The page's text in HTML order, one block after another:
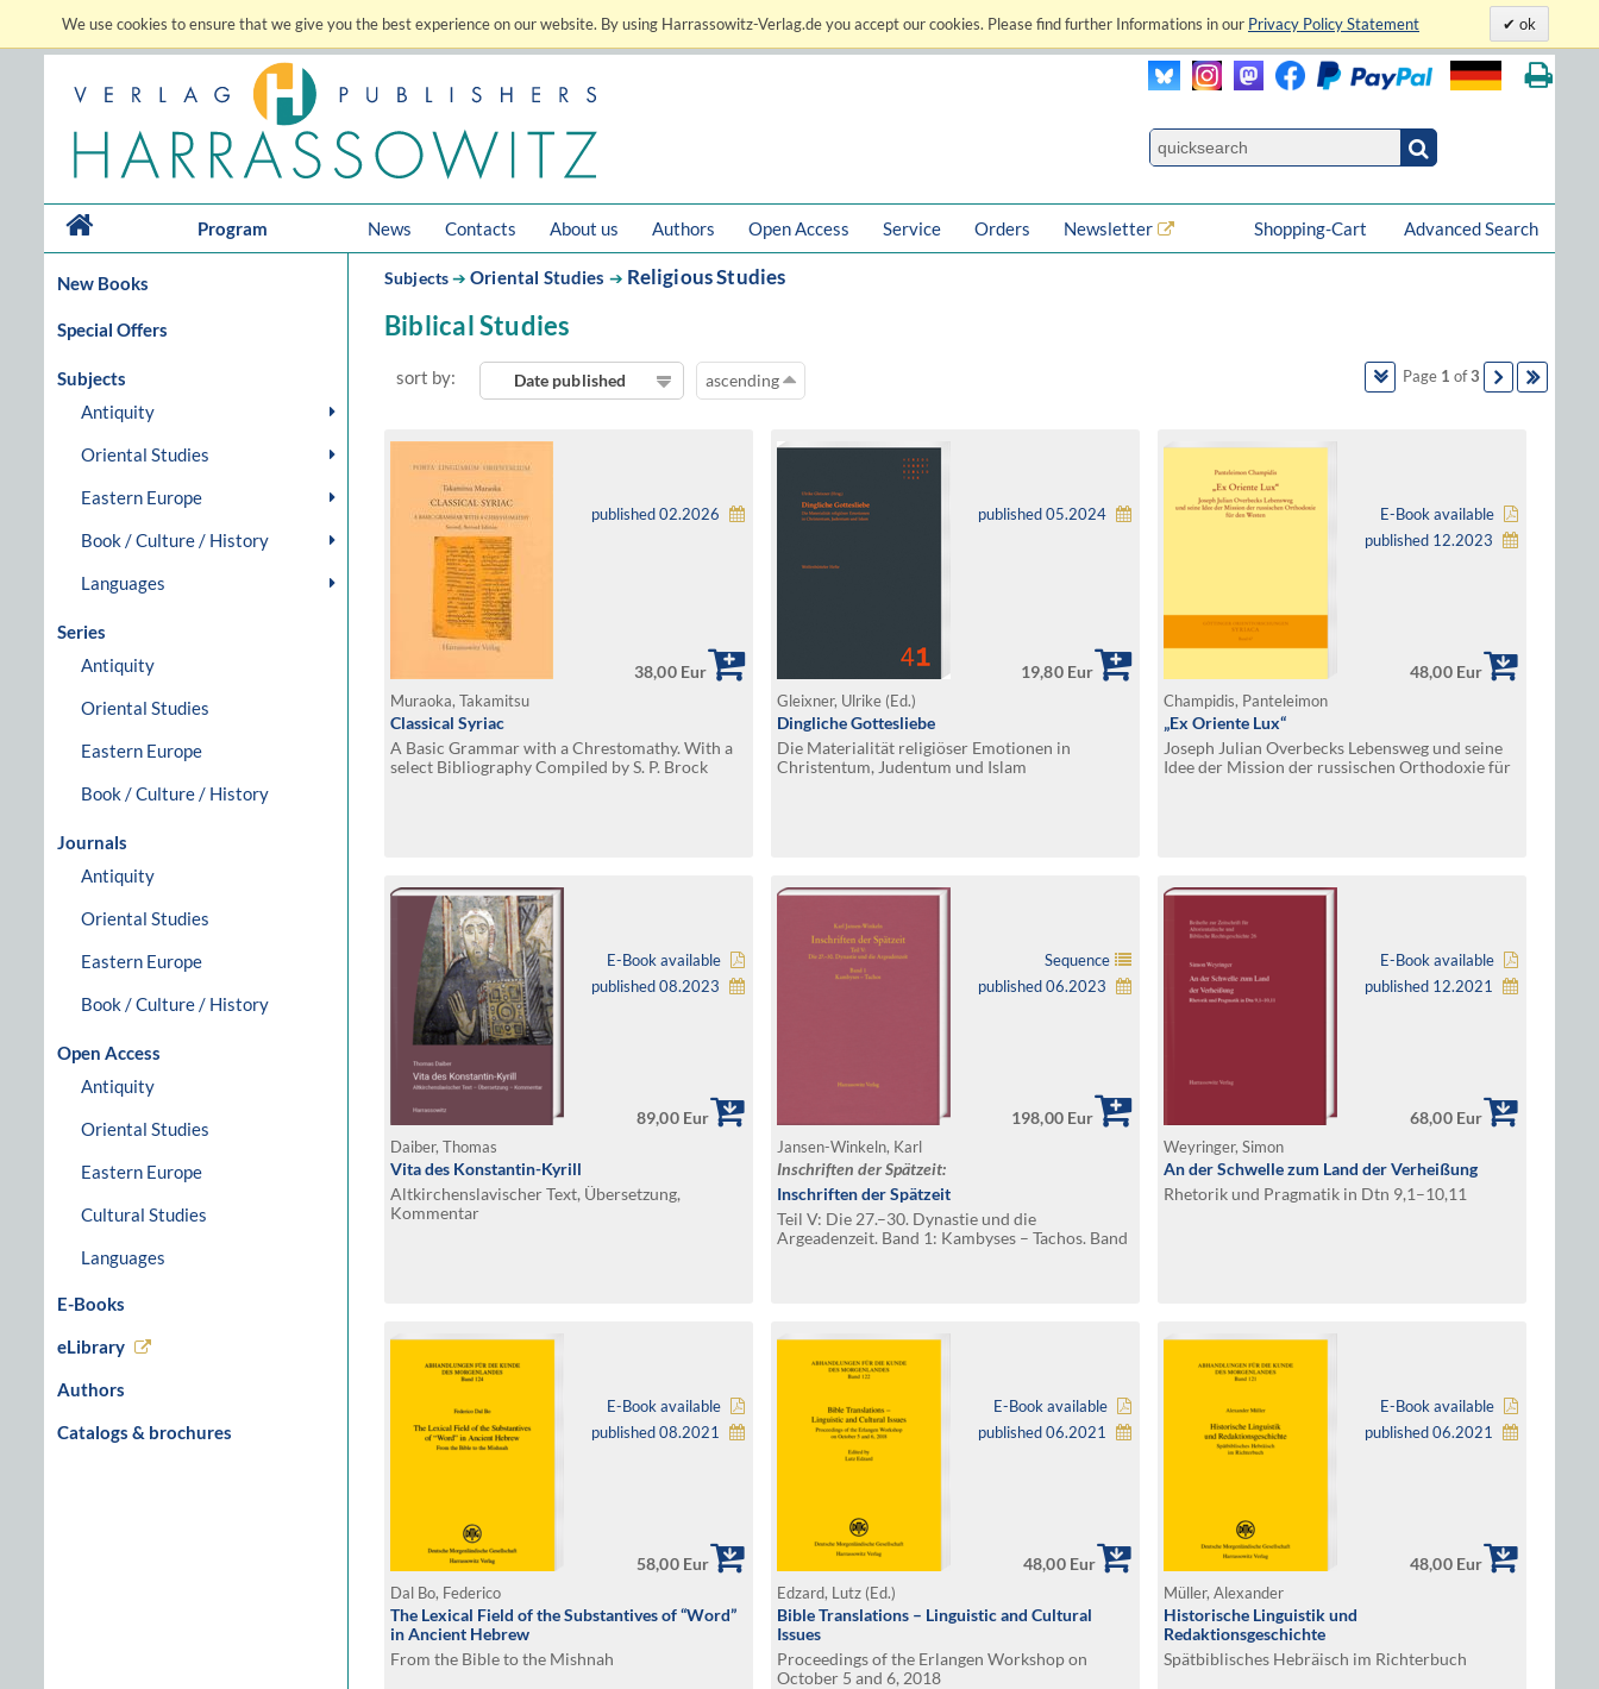
We use cookies to ensure that we give you the best experience on our website. By using Harrassowitz-Verlag.de you accept our cookies. Please find further Informations in our Privacy Policy Statement ok
Program News Contacts About us Authors Open Access Service Orders Newsletter Advanced Search
Shopping-Cart
New Books
Special Offers
Subjects
Antiquity
Oriental Studies
Eastern Europe
Book / Culture / History
Languages
Series
Antiquity
Oriental Studies
Eastern Europe
Book / Culture / History
Journals
Antiquity
Oriental Studies
Eastern Europe
Book / Culture / History
Open Access
Antiquity
Oriental Studies
Eastern Europe
Cultural Studies
Languages
E-Books
eLibrary
Authors
Catalogs & brochures
Subjects➔Oriental Studies ➔ Religious Studies
Biblical Studies
sort by: Date published ascending Page 1 of3
published 02.2026
38,00 Eur
Muraoka, Takamitsu
Classical Syriac
A Basic Grammar with a Chrestomathy. With a
select Bibliography Compiled by S. P. Brock
published 05.2024
19,80 Eur
Gleixner, Ulrike (Ed.)
Dingliche Gottesliebe
Die Materialität religiöser Emotionen in
Christentum, Judentum und Islam
E-Book available
published 12.2023
48,00 Eur
Champidis, Panteleimon
„Ex Oriente Lux“
Joseph Julian Overbecks Lebensweg und seine
Idee der Mission der russischen Orthodoxie für
E-Book available
published 08.2023
89,00 Eur
Daiber, Thomas
Vita des Konstantin-Kyrill
Altkirchenslavischer Text, Übersetzung,
Kommentar
Sequence
published 06.2023
198,00 Eur
Jansen-Winkeln, Karl
Inschriften der Spätzeit:
Inschriften der Spätzeit
Teil V: Die 27.–30. Dynastie und die
Argeadenzeit. Band 1: Kambyses – Tachos. Band
E-Book available
published 12.2021
68,00 Eur
Weyringer, Simon
An der Schwelle zum Land der Verheißung
Rhetorik und Pragmatik in Dtn 9,1–10,11
E-Book available
published 08.2021
58,00 Eur
Dal Bo, Federico
The Lexical Field of the Substantives of “Word”
in Ancient Hebrew
From the Bible to the Mishnah
E-Book available
published 06.2021
48,00 Eur
Edzard, Lutz (Ed.)
Bible Translations – Linguistic and Cultural
Issues
Proceedings of the Erlangen Workshop on
October 5 and 6, 2018
E-Book available
published 06.2021
48,00 Eur
Müller, Alexander
Historische Linguistik und
Redaktionsgeschichte
Spätbiblisches Hebräisch im Richterbuch